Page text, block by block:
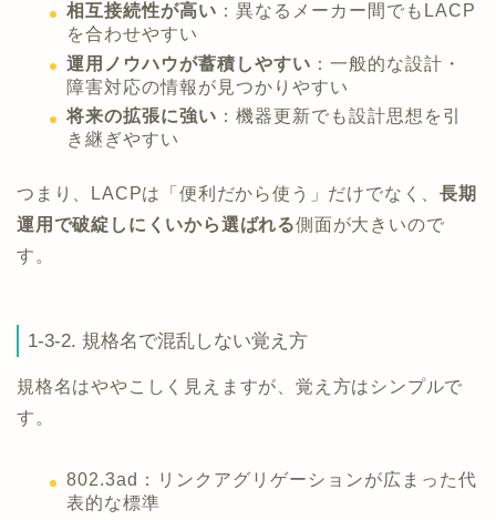
相互接続性が高い ：異なるメーカー間でもLACP
を合わせやすい
運用ノウハウが蓄積しやすい ：一般的な設計・
障害対応の情報が見つかりやすい
将来の拡張に強い ：機器更新でも設計思想を引
き継ぎやすい
つまり、LACPは「便利だから使う」だけでなく、長期
運用で破綻しにくいから選ばれる側面が大きいので
す。
1-3-2. 規格名で混乱しない覚え方
規格名はややこしく見えますが、覚え方はシンプルで
す。
802.3ad：リンクアグリゲーションが広まった代
表的な標準